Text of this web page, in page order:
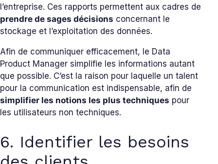
l’entreprise. Ces rapports permettent aux cadres de
prendre de sages décisions concernant le
stockage et l’exploitation des données.
Afin de communiquer efficacement, le Data
Product Manager simplifie les informations autant
que possible. C’est la raison pour laquelle un talent
pour la communication est indispensable, afin de
simplifier les notions les plus techniques pour
les utilisateurs non techniques.
6. Identifier les besoins